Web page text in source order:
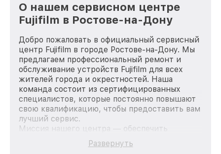
О нашем сервисном центре
Fujifilm в Ростове-на-Дону
Добро пожаловать в официальный сервисный
центр Fujifilm в городе Ростове-на-Дону. Мы
предлагаем профессиональный ремонт и
обслуживание устройств Fujifilm для всех
жителей города и окрестностей. Наша
команда состоит из сертифицированных
специалистов, которые постоянно повышают
свою квалификацию, чтобы предоставить вам
лучший сервис.
Миссия нашего центра — обеспечить
качественный и доступный ремонт для
каждого пользователя продукции Fujifilm, вне
Развернуть